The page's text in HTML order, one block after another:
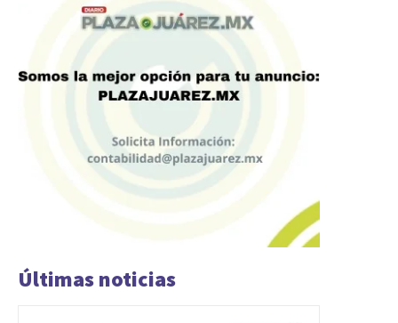
Últimas noticias